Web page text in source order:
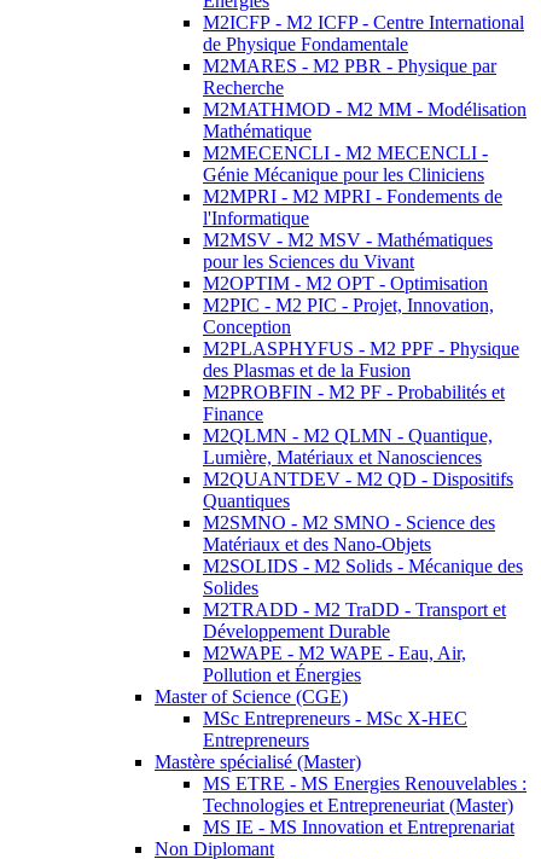
M2ICFP - M2 ICFP - Centre International
de Physique Fondamentale
M2MARES - M2 PBR - Physique par
Recherche
M2MATHMOD - M2 MM - Modélisation
Mathématique
M2MECENCLI - M2 MECENCLI -
Génie Mécanique pour les Cliniciens
M2MPRI - M2 MPRI - Fondements de
l'Informatique
M2MSV - M2 MSV - Mathématiques
pour les Sciences du Vivant
M2OPTIM - M2 OPT - Optimisation
M2PIC - M2 PIC - Projet, Innovation,
Conception
M2PLASPHYFUS - M2 PPF - Physique
des Plasmas et de la Fusion
M2PROBFIN - M2 PF - Probabilités et
Finance
M2QLMN - M2 QLMN - Quantique,
Lumière, Matériaux et Nanosciences
M2QUANTDEV - M2 QD - Dispositifs
Quantiques
M2SMNO - M2 SMNO - Science des
Matériaux et des Nano-Objets
M2SOLIDS - M2 Solids - Mécanique des
Solides
M2TRADD - M2 TraDD - Transport et
Développement Durable
M2WAPE - M2 WAPE - Eau, Air,
Pollution et Énergies
Master of Science (CGE)
MSc Entrepreneurs - MSc X-HEC
Entrepreneurs
Mastère spécialisé (Master)
MS ETRE - MS Energies Renouvelables :
Technologies et Entrepreneuriat (Master)
MS IE - MS Innovation et Entreprenariat
Non Diplomant